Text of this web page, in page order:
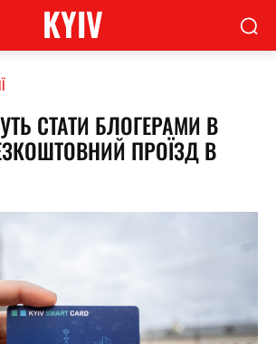
KYIV
СТАТИ БЛОГЕРАМИ В
ПРОЇЗД В